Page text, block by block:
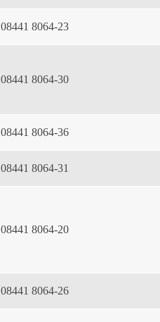
08441 8064-23
08441 8064-30
08441 8064-36
08441 8064-31
08441 8064-20
08441 8064-26